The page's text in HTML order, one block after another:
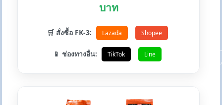
บาท
🛒 สั่งซื้อ FK-3: Lazada Shopee
📱 ช่องทางอื่น: TikTok Line